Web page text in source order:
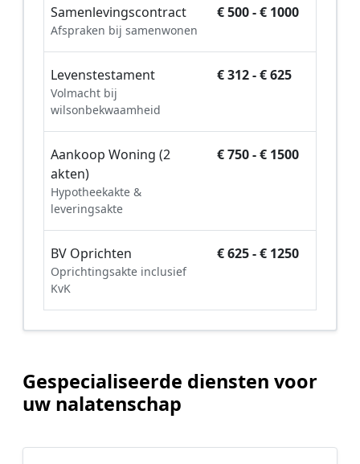
Samenlevingscontract
Afspraken bij samenwonen
€ 500 - € 1000
Levenstestament
Volmacht bij
wilsonbekwaamheid
€ 312 - € 625
Aankoop Woning (2
akten)
Hypotheekakte &
leveringsakte
€ 750 - € 1500
BV Oprichten
Oprichtingsakte inclusief
KvK
€ 625 - € 1250
Gespecialiseerde diensten voor
uw nalatenschap